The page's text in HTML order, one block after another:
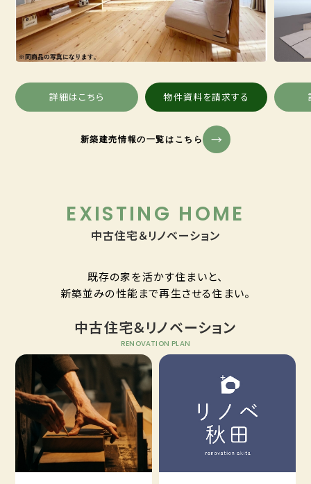
詳細はこちら 物件資料を請求する
新築建売情報の一覧はこちら
EXISTING HOME
中古住宅＆リノベーション
既存の家を活かす住まいと、
新築並みの性能まで再生させる住まい。
中古住宅＆リノベーション
RENOVATION PLAN